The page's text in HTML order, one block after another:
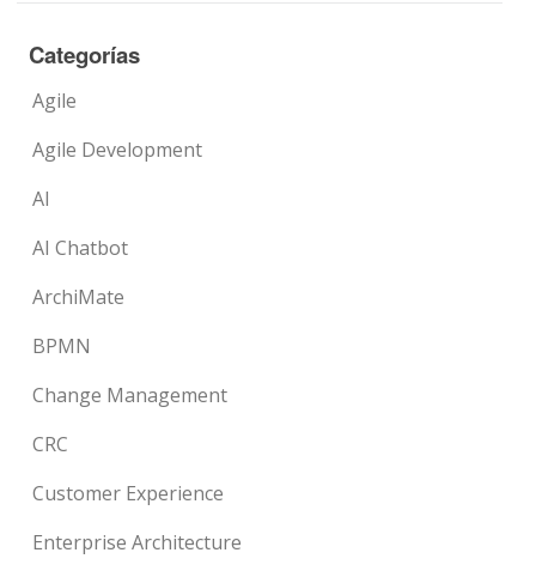
Categorías
Agile
Agile Development
AI
AI Chatbot
ArchiMate
BPMN
Change Management
CRC
Customer Experience
Enterprise Architecture